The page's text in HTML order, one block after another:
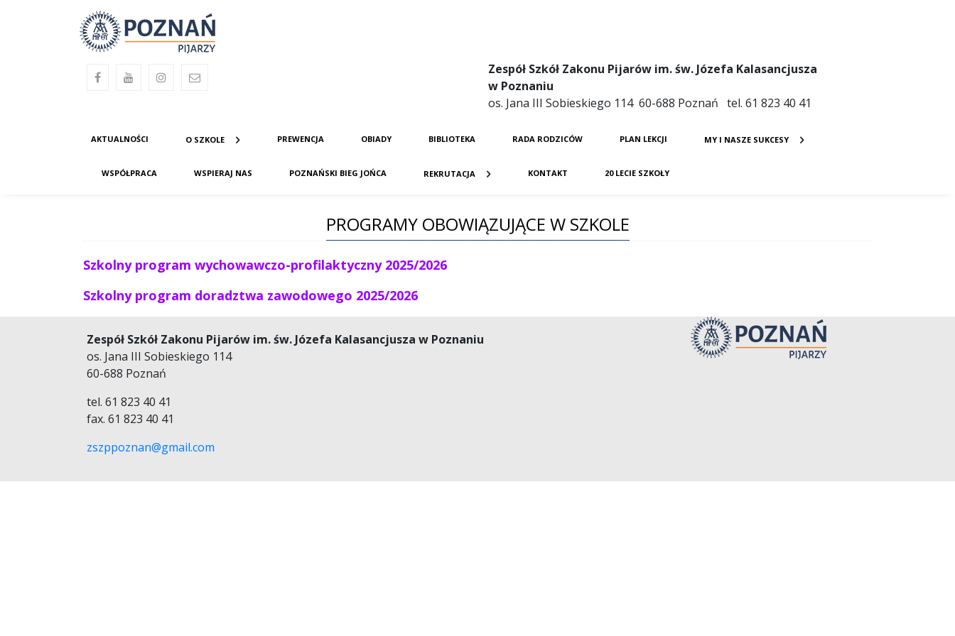
Zespół Szkół Zakonu Pijarów im. św. Józefa Kalasancjusza
w Poznaniu
os. Jana III Sobieskiego 114 60-688 Poznań tel. 61 823 40 41
AKTUALNOŚCI O SZKOLE PREWENCJA OBIADY BIBLIOTEKA RADA RODZICÓW PLAN LEKCJI MY I NASZE SUKCESY
WSPÓŁPRACA WSPIERAJ NAS POZNAŃSKI BIEG JOŃCA REKRUTACJA KONTAKT 20 LECIE SZKOŁY
PROGRAMY OBOWIĄZUJĄCE W SZKOLE
Szkolny program wychowawczo-profilaktyczny 2025/2026
Szkolny program doradztwa zawodowego 2025/2026
Zespół Szkół Zakonu Pijarów im. św. Józefa Kalasancjusza w Poznaniu
os. Jana III Sobieskiego 114
60-688 Poznań
tel. 61 823 40 41
fax. 61 823 40 41
zszppoznan@gmail.com